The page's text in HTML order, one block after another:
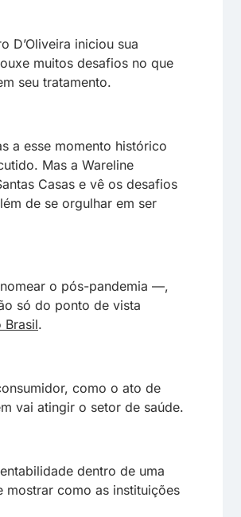
D’Oliveira iniciou sua
muitos desafios no que
seu tratamento.
a esse momento histórico
Mas a Wareline
Casas e vê os desafios
de se orgulhar em ser
o pós-pandemia —,
só do ponto de vista
Brasil.
como o ato de
vai atingir o setor de saúde.
dentro de uma
mostrar como as instituições